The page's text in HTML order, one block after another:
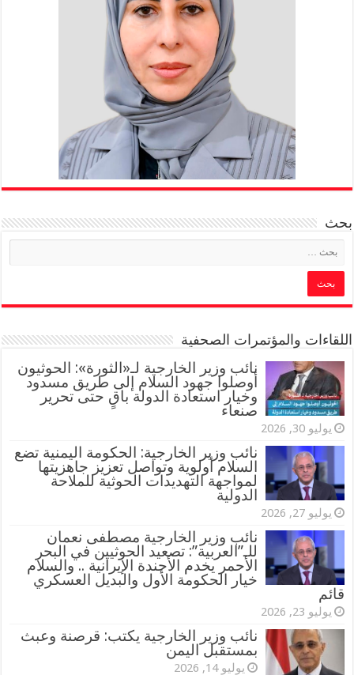
بحث
اللقاءات والمؤتمرات الصحفية
‏نائب وزير الخارجية لـ«الثورة»: الحوثيون
أوصلوا جهود السلام إلى طريق مسدود
وخيار استعادة الدولة باقٍ حتى تحرير
صنعاء
يوليو 30, 2026
نائب وزير الخارجية: الحكومة اليمنية تضع
السلام أولوية وتواصل تعزيز جاهزيتها
لمواجهة التهديدات الحوثية للملاحة
الدولية
يوليو 27, 2026
نائب وزير الخارجية مصطفى نعمان
للـ”العربية”: تصعيد الحوثيين في البحر
الأحمر يخدم الأجندة الإيرانية .. والسلام
خيار الحكومة الأول والبديل العسكري
قائم
يوليو 23, 2026
نائب وزير الخارجية يكتب: قرصنة وعبث
بمستقبل اليمن
يوليو 14, 2026